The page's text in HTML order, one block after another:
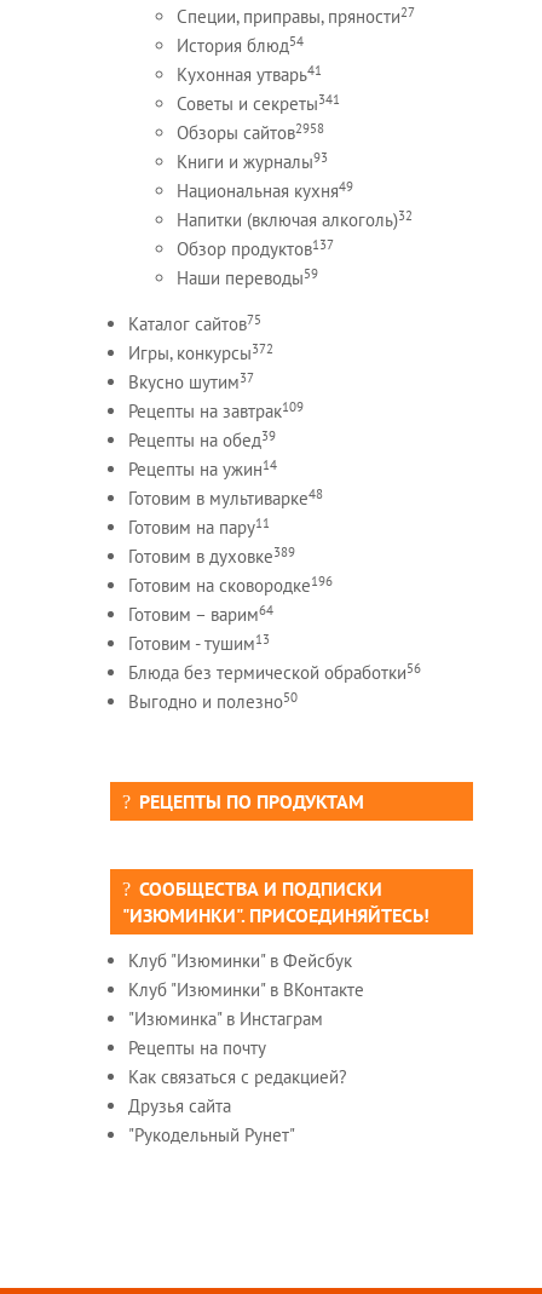
Специи, приправы, пряности27
История блюд54
Кухонная утварь41
Советы и секреты341
Обзоры сайтов2958
Книги и журналы93
Национальная кухня49
Напитки (включая алкоголь)32
Обзор продуктов137
Наши переводы59
Каталог сайтов75
Игры, конкурсы372
Вкусно шутим37
Рецепты на завтрак109
Рецепты на обед39
Рецепты на ужин14
Готовим в мультиварке48
Готовим на пару11
Готовим в духовке389
Готовим на сковородке196
Готовим – варим64
Готовим - тушим13
Блюда без термической обработки56
Выгодно и полезно50
РЕЦЕПТЫ ПО ПРОДУКТАМ
СООБЩЕСТВА И ПОДПИСКИ
"ИЗЮМИНКИ". ПРИСОЕДИНЯЙТЕСЬ!
Клуб "Изюминки" в Фейсбук
Клуб "Изюминки" в ВКонтакте
"Изюминка" в Инстаграм
Рецепты на почту
Как связаться с редакцией?
Друзья сайта
"Рукодельный Рунет"